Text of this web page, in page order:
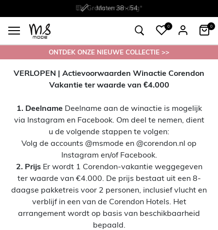
Gratisverzending*
Maten38 - 54
Gratisretourneren in de winkel
0 0
ONTDEK ONZE NIEUWE COLLECTIE >>
VERLOPEN | Actievoorwaarden Winactie Corendon
Vakantie ter waarde van €4.000
1. Deelname Deelname aan de winactie is mogelijk
via Instagram en Facebook. Om deel te nemen, dient
u de volgende stappen te volgen:
Volg de accounts @msmode en @corendon.nl op
Instagram en/of Facebook.
2. PrijsEr wordt 1 Corendon-vakantie weggegeven
ter waarde van €4.000. De prijs bestaat uit een 8-
daagse pakketreis voor 2 personen, inclusief vlucht en
verblijf in een van de Corendon Hotels. Het
arrangement wordt op basis van beschikbaarheid
bepaald.